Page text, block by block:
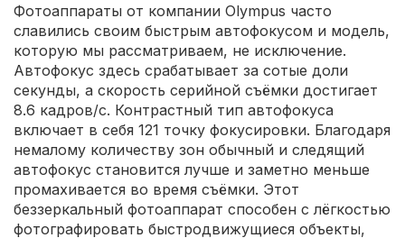
Фотоаппараты от компании Olympus часто
славились своим быстрым автофокусом и модель,
которую мы рассматриваем, не исключение.
Автофокус здесь срабатывает за сотые доли
секунды, а скорость серийной съёмки достигает
8.6 кадров/с. Контрастный тип автофокуса
включает в себя 121 точку фокусировки. Благодаря
немалому количеству зон обычный и следящий
автофокус становится лучше и заметно меньше
промахивается во время съёмки. Этот
беззеркальный фотоаппарат способен с лёгкостью
фотографировать быстродвижущиеся объекты,